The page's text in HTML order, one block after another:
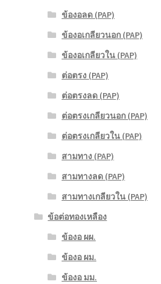
ข้องอลด (PAP)
ข้องอเกลียวนอก (PAP)
ข้องอเกลียวใน (PAP)
ต่อตรง (PAP)
ต่อตรงลด (PAP)
ต่อตรงเกลียวนอก (PAP)
ต่อตรงเกลียวใน (PAP)
สามทาง (PAP)
สามทางลด (PAP)
สามทางเกลียวใน (PAP)
ข้อต่อทองเหลือง
ข้องอ ผผ.
ข้องอ ผม.
ข้องอ มม.